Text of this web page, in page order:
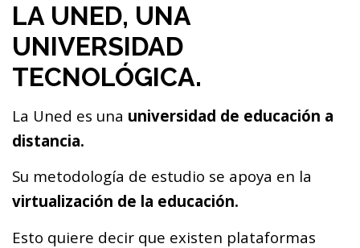
LA UNED, UNA
UNIVERSIDAD
TECNOLÓGICA.
La Uned es una universidad de educación a
distancia.
Su metodología de estudio se apoya en la
virtualización de la educación.
Esto quiere decir que existen plataformas